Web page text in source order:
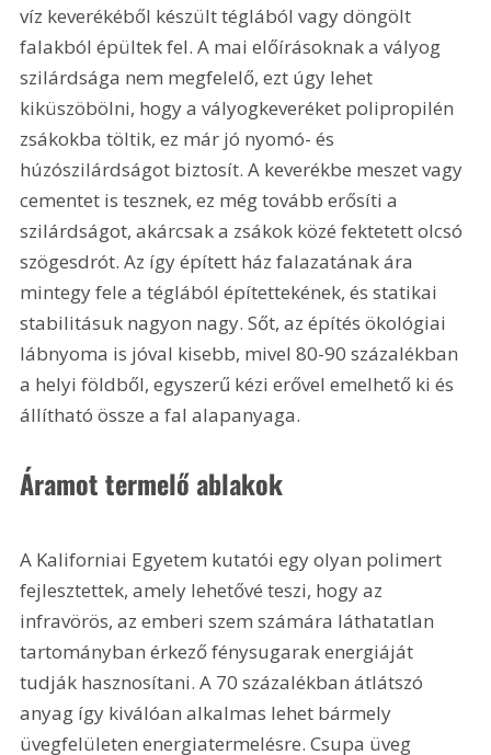
víz keverékéből készült téglából vagy döngölt
falakból épültek fel. A mai előírásoknak a vályog
szilárdsága nem megfelelő, ezt úgy lehet
kiküszöbölni, hogy a vályogkeveréket polipropilén
zsákokba töltik, ez már jó nyomó- és
húzószilárdságot biztosít. A keverékbe meszet vagy
cementet is tesznek, ez még tovább erősíti a
szilárdságot, akárcsak a zsákok közé fektetett olcsó
szögesdrót. Az így épített ház falazatának ára
mintegy fele a téglából építettekének, és statikai
stabilitásuk nagyon nagy. Sőt, az építés ökológiai
lábnyoma is jóval kisebb, mivel 80-90 százalékban
a helyi földből, egyszerű kézi erővel emelhető ki és
állítható össze a fal alapanyaga.
Áramot termelő ablakok
A Kaliforniai Egyetem kutatói egy olyan polimert
fejlesztettek, amely lehetővé teszi, hogy az
infravörös, az emberi szem számára láthatatlan
tartományban érkező fénysugarak energiáját
tudják hasznosítani. A 70 százalékban átlátszó
anyag így kiválóan alkalmas lehet bármely
üvegfelületen energiatermelésre. Csupa üveg